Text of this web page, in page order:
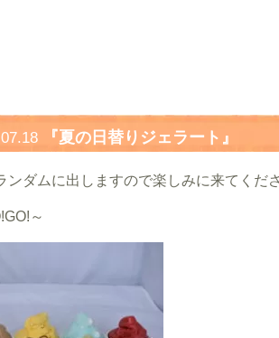
『夏の日替りジェラート』
ンダムに出しますので楽しみに来てくだ
～